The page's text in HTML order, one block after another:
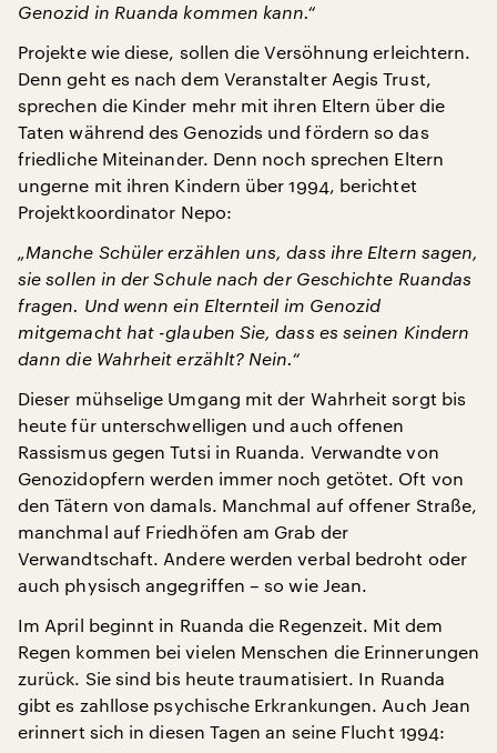
Genozid in Ruanda kommen kann.“
Projekte wie diese, sollen die Versöhnung erleichtern.
Denn geht es nach dem Veranstalter Aegis Trust,
sprechen die Kinder mehr mit ihren Eltern über die
Taten während des Genozids und fördern so das
friedliche Miteinander. Denn noch sprechen Eltern
ungerne mit ihren Kindern über 1994, berichtet
Projektkoordinator Nepo:
„Manche Schüler erzählen uns, dass ihre Eltern sagen,
sie sollen in der Schule nach der Geschichte Ruandas
fragen. Und wenn ein Elternteil im Genozid
mitgemacht hat -glauben Sie, dass es seinen Kindern
dann die Wahrheit erzählt? Nein.“
Dieser mühselige Umgang mit der Wahrheit sorgt bis
heute für unterschwelligen und auch offenen
Rassismus gegen Tutsi in Ruanda. Verwandte von
Genozidopfern werden immer noch getötet. Oft von
den Tätern von damals. Manchmal auf offener Straße,
manchmal auf Friedhöfen am Grab der
Verwandtschaft. Andere werden verbal bedroht oder
auch physisch angegriffen – so wie Jean.
Im April beginnt in Ruanda die Regenzeit. Mit dem
Regen kommen bei vielen Menschen die Erinnerungen
zurück. Sie sind bis heute traumatisiert. In Ruanda
gibt es zahllose psychische Erkrankungen. Auch Jean
erinnert sich in diesen Tagen an seine Flucht 1994: